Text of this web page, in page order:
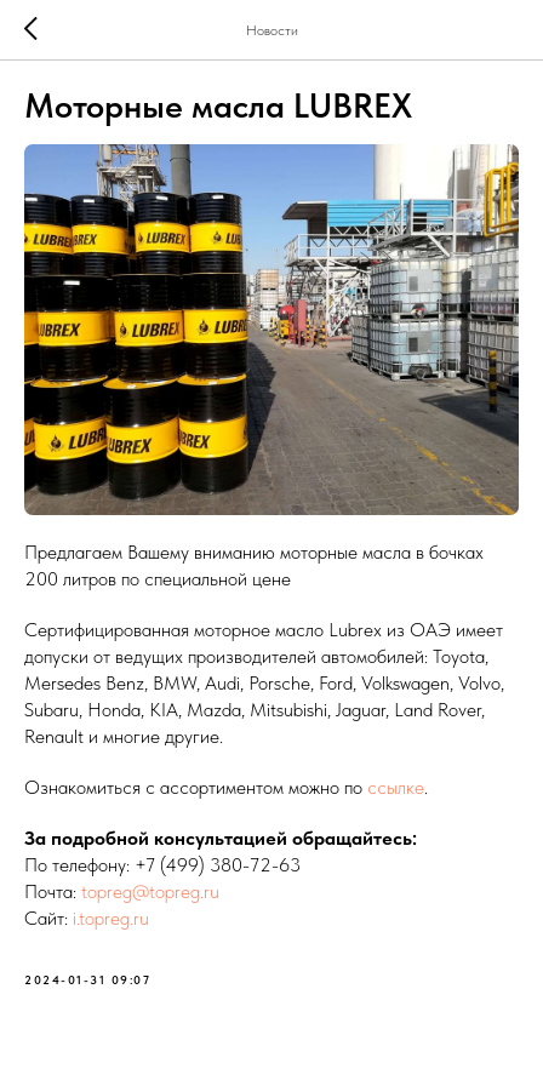
Новости
Моторные масла LUBREX
Предлагаем Вашему вниманию моторные масла в бочках
200 литров по специальной цене
Сертифицированная моторное масло Lubrex из ОАЭ имеет
допуски от ведущих производителей автомобилей: Toyota,
Mersedes Benz, BMW, Audi, Porsche, Ford, Volkswagen, Volvo,
Subaru, Honda, KIA, Mazda, Mitsubishi, Jaguar, Land Rover,
Renault и многие другие.
Ознакомиться с ассортиментом можно по ссылке.
За подробной консультацией обращайтесь:
По телефону: +7 (499) 380-72-63
Почта: topreg@topreg.ru
Сайт: i.topreg.ru
2024-01-31 09:07